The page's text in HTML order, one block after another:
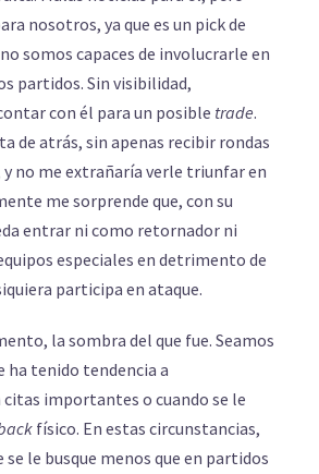
nosotros, ya que es un pick de
somos capaces de involucrarle en
partidos. Sin visibilidad,
con él para un posible trade.
de atrás, sin apenas recibir rondas
no me extrañaría verle triunfar en
me sorprende que, con su
entrar ni como retornador ni
especiales en detrimento de
participa en ataque.
la sombra del que fue. Seamos
ha tenido tendencia a
citas importantes o cuando se le
físico. En estas circunstancias,
se le busque menos que en partidos